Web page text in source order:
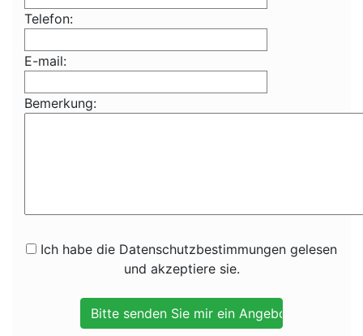
Telefon:
E-mail:
Bemerkung:
Ich habe die Datenschutzbestimmungen gelesen
und akzeptiere sie.